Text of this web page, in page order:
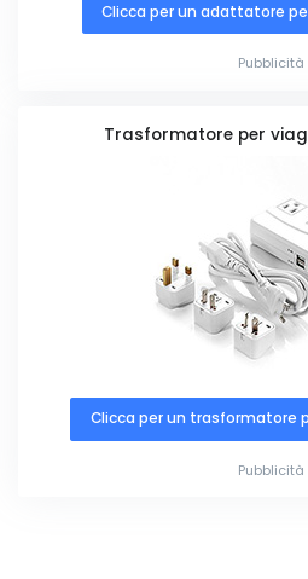
Clicca per un adattatore
Pubblicità
Trasformatore per
Clicca per un trasformatore
Pubblicità